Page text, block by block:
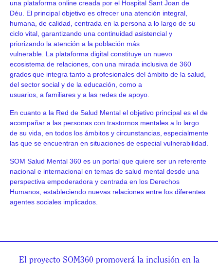
una plataforma online creada por el Hospital Sant Joan de
Déu. El principal objetivo es ofrecer una atención integral,
humana, de calidad, centrada en la persona a lo largo de su
ciclo vital, garantizando una continuidad asistencial y
priorizando la atención a la población más
vulnerable. La plataforma digital constituye un nuevo
ecosistema de relaciones, con una mirada inclusiva de 360
grados que integra tanto a profesionales del ámbito de la salud,
del sector social y de la educación, como a
usuarios, a familiares y a las redes de apoyo.
En cuanto a la Red de Salud Mental el objetivo principal es el de
acompañar a las personas con trastornos mentales a lo largo
de su vida, en todos los ámbitos y circunstancias, especialmente
las que se encuentran en situaciones de especial vulnerabilidad.
SOM Salud Mental 360 es un portal que quiere ser un referente
nacional e internacional en temas de salud mental desde una
perspectiva empoderadora y centrada en los Derechos
Humanos, estableciendo nuevas relaciones entre los diferentes
agentes sociales implicados.
El proyecto SOM360 promoverá la inclusión en la